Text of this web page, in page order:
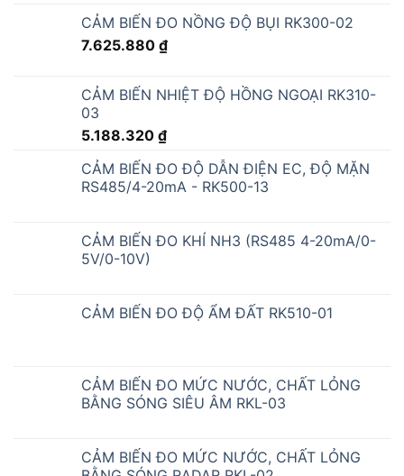
CỔNG IOT GATEWAY CÔNG NGHIỆP - BL110
3.184.920₫
CẢM BIẾN ĐO ÁNH SÁNG MẶT TRỜI
RS485/4-20mA - RK210-01
2.419.200
CẢM BIẾN pH NƯỚC RS485/4-20mA -
RK500-12
CẢM BIẾN ĐO MỨC NƯỚC, CHẤT LỎNG
THẢ CHÌM RS485/4-20mA - RKL-01
6.532.920
CẢM BIẾN NHIỆT ĐỘ ĐỘ ẨM NGOÀI TRỜI
RS485/4-20mA - RK330-01A
CẢM BIẾN CO2 TRONG NHÀ RS485/4-20mA
- RK300-03A
CẢM BIẾN ĐO NỒNG ĐỘ BỤI RK300-02